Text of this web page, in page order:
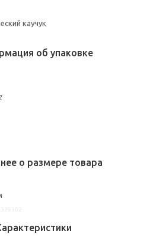
каучук
об упаковке
о размере товара